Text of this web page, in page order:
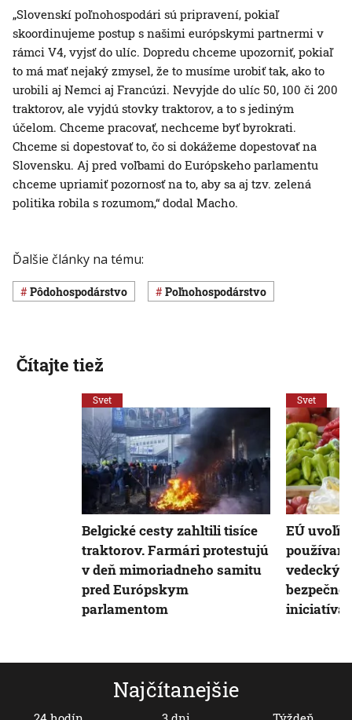
„Slovenskí poľnohospodári sú pripravení, pokiaľ
skoordinujeme postup s našimi európskymi partnermi v
rámci V4, vyjsť do ulíc. Dopredu chceme upozorniť, pokiaľ
to má mať nejaký zmysel, že to musíme urobiť tak, ako to
urobili aj Nemci aj Francúzi. Nevyjde do ulíc 50, 100 či 200
traktorov, ale vyjdú stovky traktorov, a to s jediným
účelom. Chceme pracovať, nechceme byť byrokrati.
Chceme si dopestovať to, čo si dokážeme dopestovať na
Slovensku. Aj pred voľbami do Európskeho parlamentu
chceme upriamiť pozornosť na to, aby sa aj tzv. zelená
politika robila s rozumom,“ dodal Macho.
Ďalšie články na tému:
pôdohospodárstvo poľnohospodárstvo
Najčítanejšie
Čítajte tiež
Svet
Belgické cesty zahltili tisíce
traktorov. Farmári protestujú
v deň mimoriadneho samitu
pred Európskym
parlamentom
Svet
EÚ
vedecký
iniciatíva